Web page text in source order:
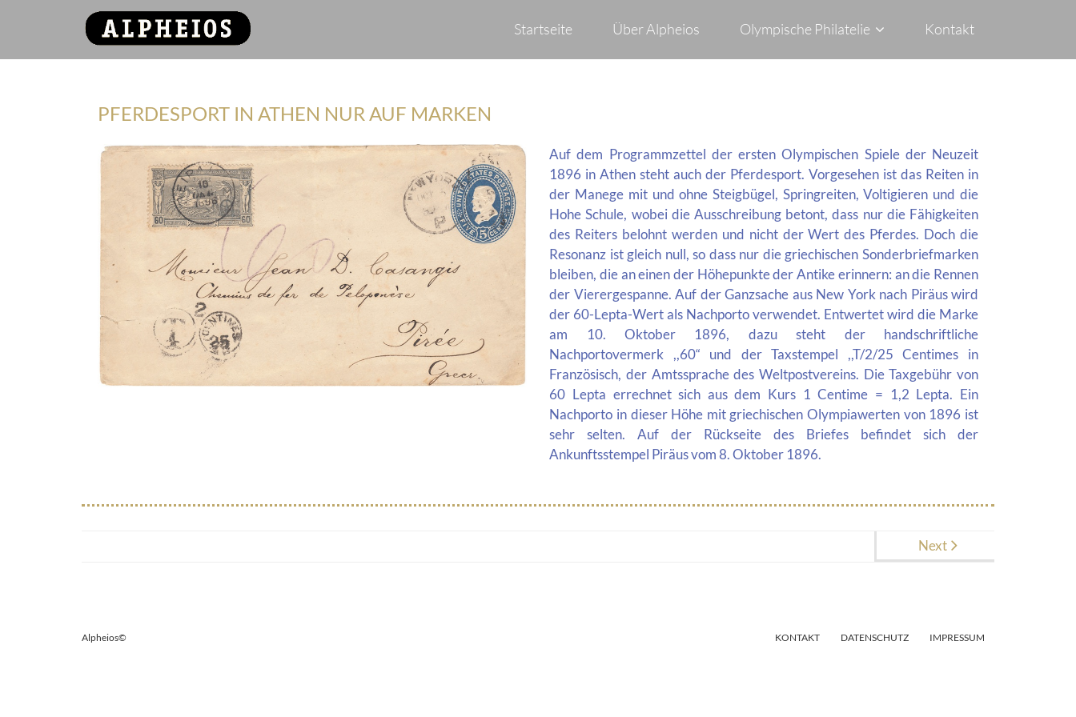
Startseite Über Alpheios Olympische Philatelie Kontakt
PFERDESPORT IN ATHEN NUR AUF MARKEN
Auf dem Programmzettel der ersten Olympischen Spiele der Neuzeit
1896 in Athen steht auch der Pferdesport. Vorgesehen ist das Reiten in
der Manege mit und ohne Steigbügel, Springreiten, Voltigieren und die
Hohe Schule, wobei die Ausschreibung betont, dass nur die Fähigkeiten
des Reiters belohnt werden und nicht der Wert des Pferdes. Doch die
Resonanz ist gleich null, so dass nur die griechischen Sonderbriefmarken
bleiben, die an einen der Höhepunkte der Antike erinnern: an die Rennen
der Vierergespanne. Auf der Ganzsache aus New York nach Piräus wird
der 60-Lepta-Wert als Nachporto verwendet. Entwertet wird die Marke
am 10. Oktober 1896, dazu steht der handschriftliche
Nachportovermerk ,,60“ und der Taxstempel ,,T/2/25 Centimes in
Französisch, der Amtssprache des Weltpostvereins. Die Taxgebühr von
60 Lepta errechnet sich aus dem Kurs 1 Centime = 1,2 Lepta. Ein
Nachporto in dieser Höhe mit griechischen Olympiawerten von 1896 ist
sehr selten. Auf der Rückseite des Briefes befindet sich der
Ankunftsstempel Piräus vom 8. Oktober 1896.
Next
Alpheios© KONTAKT DATENSCHUTZ IMPRESSUM